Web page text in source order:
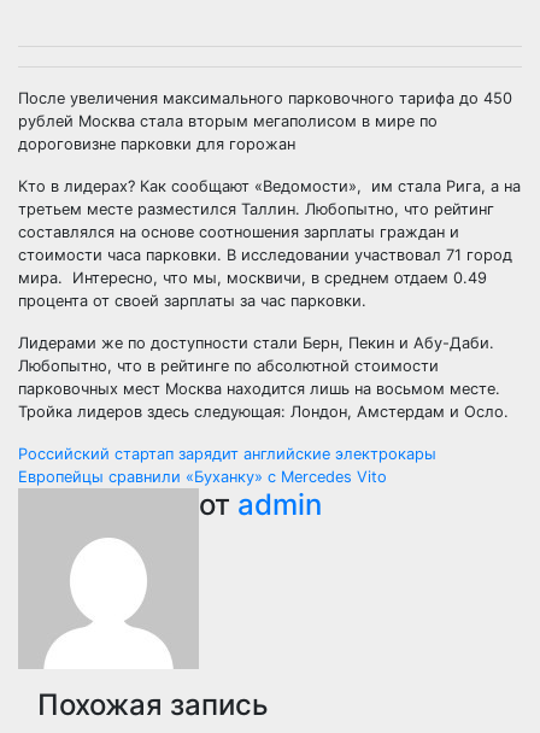
После увеличения максимального парковочного тарифа до 450
рублей Москва стала вторым мегаполисом в мире по
дороговизне парковки для горожан
Кто в лидерах? Как сообщают «Ведомости», им стала Рига, а на
третьем месте разместился Таллин. Любопытно, что рейтинг
составлялся на основе соотношения зарплаты граждан и
стоимости часа парковки. В исследовании участвовал 71 город
мира. Интересно, что мы, москвичи, в среднем отдаем 0.49
процента от своей зарплаты за час парковки.
Лидерами же по доступности стали Берн, Пекин и Абу-Даби.
Любопытно, что в рейтинге по абсолютной стоимости
парковочных мест Москва находится лишь на восьмом месте.
Тройка лидеров здесь следующая: Лондон, Амстердам и Осло.
Навигация
записям
Российский стартап зарядит английские электрокары
Европейцы сравнили «Буханку» с Mercedes Vito
от admin
Похожая запись